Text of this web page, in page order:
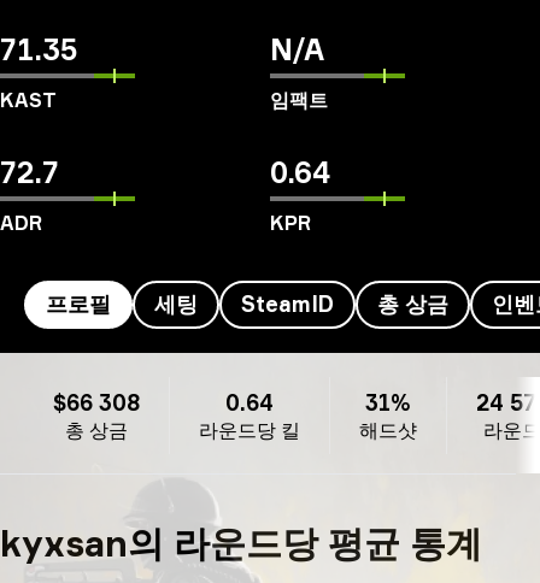
71.35
KAST
N/A
임팩트
72.7
ADR
0.64
KPR
프로필 세팅 SteamID 총 상금 인
총 상금
$66 308
라운드당 킬
0.64
해드샷
31%
라운드
24
kyxsan의 라운드당 평균 통계